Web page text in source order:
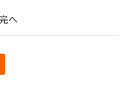
へ